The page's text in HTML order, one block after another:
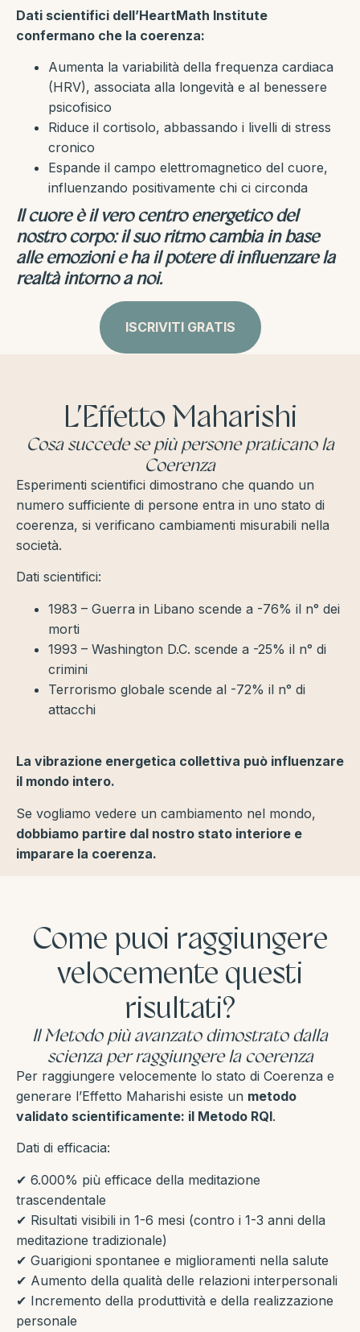
Dati scientifici dell’HeartMath Institute
confermano che la coerenza:
Aumenta la variabilità della frequenza cardiaca
(HRV), associata alla longevità e al benessere
psicofisico
Riduce il cortisolo, abbassando i livelli di stress
cronico
Espande il campo elettromagnetico del cuore,
influenzando positivamente chi ci circonda
Il cuore è il vero centro energetico del
nostro corpo: il suo ritmo cambia in base
alle emozioni e ha il potere di influenzare la
realtà intorno a noi.
ISCRIVITI GRATIS
L’Effetto Maharishi
Cosa succede se più persone praticano la
Coerenza
Esperimenti scientifici dimostrano che quando un
numero sufficiente di persone entra in uno stato di
coerenza, si verificano cambiamenti misurabili nella
società.
Dati scientifici:
1983 – Guerra in Libano scende a -76% il n° dei
morti
1993 – Washington D.C. scende a -25% il n° di
crimini
Terrorismo globale scende al -72% il n° di
attacchi
La vibrazione energetica collettiva può influenzare
il mondo intero.
Se vogliamo vedere un cambiamento nel mondo,
dobbiamo partire dal nostro stato interiore e
imparare la coerenza.
Come puoi raggiungere
velocemente questi
risultati?
Il Metodo più avanzato dimostrato dalla
scienza per raggiungere la coerenza
Per raggiungere velocemente lo stato di Coerenza e
generare l’Effetto Maharishi esiste un metodo
validato scientificamente: il Metodo RQI.
Dati di efficacia:
✔ 6.000% più efficace della meditazione
trascendentale
✔ Risultati visibili in 1-6 mesi (contro i 1-3 anni della
meditazione tradizionale)
✔ Guarigioni spontanee e miglioramenti nella salute
✔ Aumento della qualità delle relazioni interpersonali
✔ Incremento della produttività e della realizzazione
personale